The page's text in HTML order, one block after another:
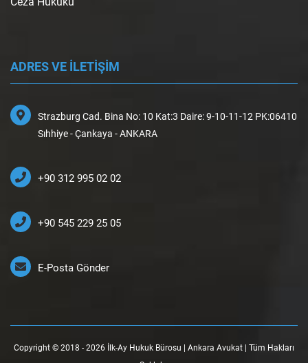
ADRES VE İLETİŞİM
Strazburg Cad. Bina No: 10 Kat:3 Daire: 9-10-11-12 PK:06410
Sıhhiye - Çankaya - ANKARA
+90 312 995 02 02
+90 545 229 25 05
E-Posta Gönder
Copyright © 2018 - 2026 İlk-Ay Hukuk Bürosu | Ankara Avukat | Tüm Hakları